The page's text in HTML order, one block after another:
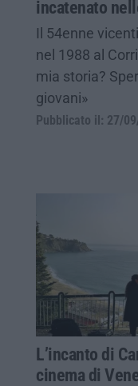
incatenato
Il 54enne
nel 1988 al
mia storia?
giovani»
Pubblicato il: 27/
L’incanto di
cinema di